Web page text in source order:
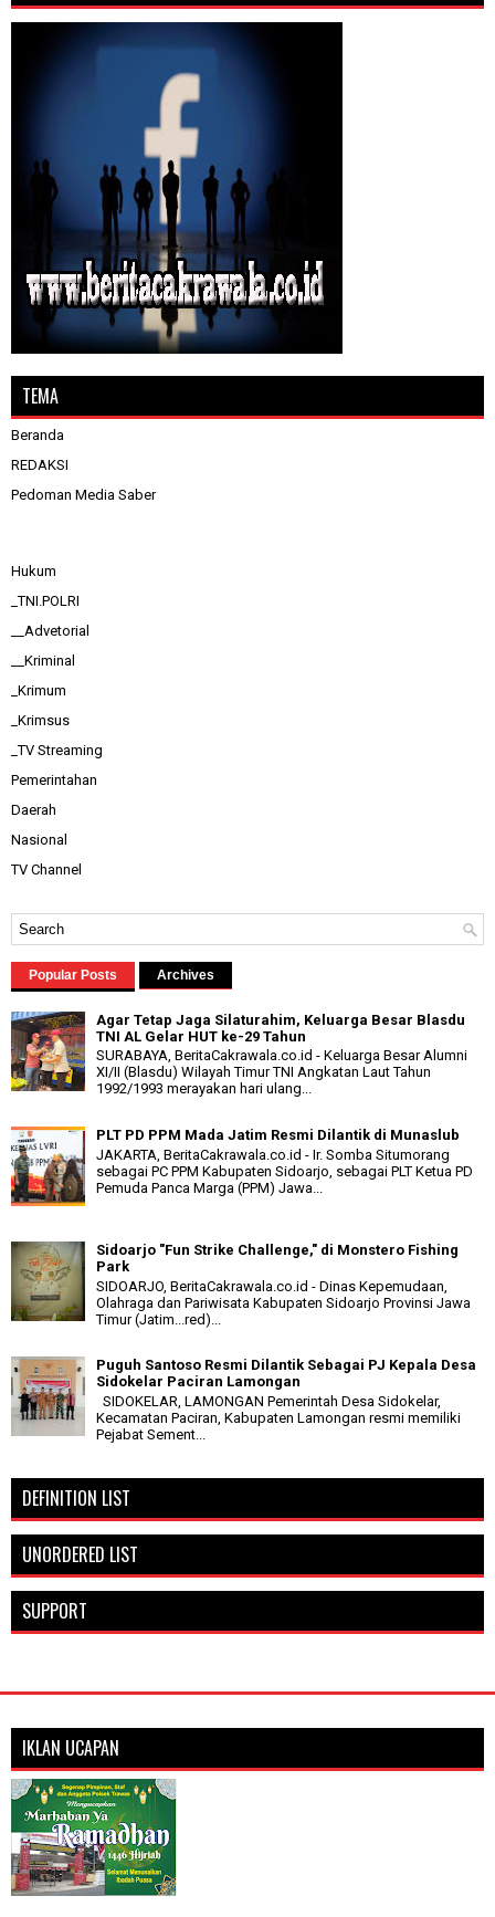
TEMA
Beranda
REDAKSI
Pedoman Media Saber
Hukum
_TNI.POLRI
__Advetorial
__Kriminal
_Krimum
_Krimsus
_TV Streaming
Pemerintahan
Daerah
Nasional
TV Channel
Popular Posts Archives
Agar Tetap Jaga Silaturahim, Keluarga Besar Blasdu
TNI AL Gelar HUT ke-29 Tahun
SURABAYA, BeritaCakrawala.co.id - Keluarga Besar Alumni
XI/II (Blasdu) Wilayah Timur TNI Angkatan Laut Tahun
1992/1993 merayakan hari ulang...
PLT PD PPM Mada Jatim Resmi Dilantik di Munaslub
JAKARTA, BeritaCakrawala.co.id - Ir. Somba Situmorang
sebagai PC PPM Kabupaten Sidoarjo, sebagai PLT Ketua PD
Pemuda Panca Marga (PPM) Jawa...
Sidoarjo "Fun Strike Challenge," di Monstero Fishing
Park
SIDOARJO, BeritaCakrawala.co.id - Dinas Kepemudaan,
Olahraga dan Pariwisata Kabupaten Sidoarjo Provinsi Jawa
Timur (Jatim...red)...
Puguh Santoso Resmi Dilantik Sebagai PJ Kepala Desa
Sidokelar Paciran Lamongan
SIDOKELAR, LAMONGAN Pemerintah Desa Sidokelar,
Kecamatan Paciran, Kabupaten Lamongan resmi memiliki
Pejabat Sement...
DEFINITION LIST
UNORDERED LIST
SUPPORT
IKLAN UCAPAN